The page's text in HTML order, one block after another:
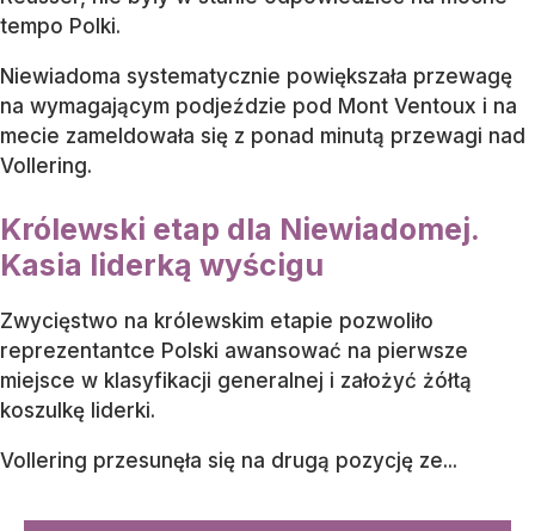
tempo Polki.
Niewiadoma systematycznie powiększała przewagę
na wymagającym podjeździe pod Mont Ventoux i na
mecie zameldowała się z ponad minutą przewagi nad
Vollering.
Królewski etap dla Niewiadomej.
Kasia liderką wyścigu
Zwycięstwo na królewskim etapie pozwoliło
reprezentantce Polski awansować na pierwsze
miejsce w klasyfikacji generalnej i założyć żółtą
koszulkę liderki.
Vollering przesunęła się na drugą pozycję ze...